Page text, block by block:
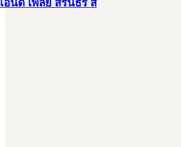
นด์ เพลย์ สิรินธร ส